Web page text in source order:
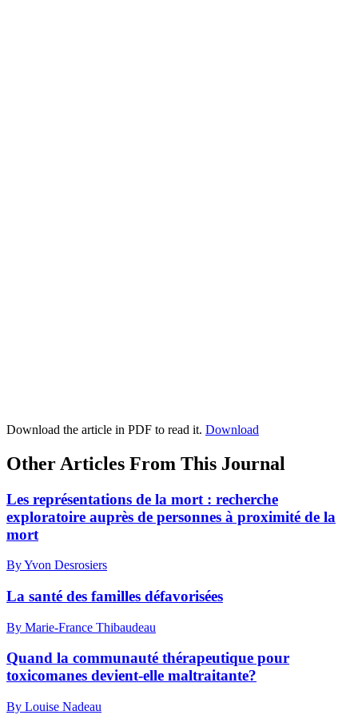
Download the article in PDF to read it. Download
Other Articles From This Journal
Les représentations de la mort : recherche
exploratoire auprès de personnes à proximité de la
mort
By Yvon Desrosiers
La santé des familles défavorisées
By Marie-France Thibaudeau
Quand la communauté thérapeutique pour
toxicomanes devient-elle maltraitante?
By Louise Nadeau